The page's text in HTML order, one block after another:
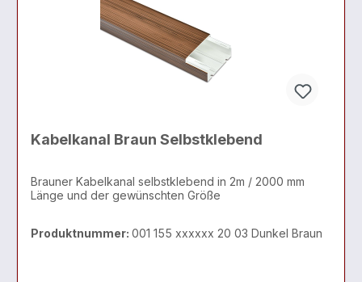
Kabelkanal Braun Selbstklebend
Brauner Kabelkanal selbstklebend in 2m / 2000 mm
Länge und der gewünschten Größe
Produktnummer: 001 155 xxxxxx 20 03 Dunkel Braun